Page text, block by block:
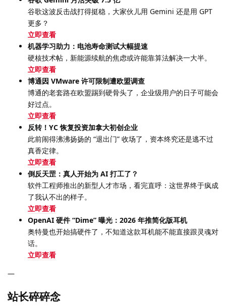
谷歌这波反击战打得挺稳，大家伙儿用 Gemini 还是用 GPT
更多？
立即查看
机器学习助力：电池寿命测试大幅提速
硬核技术帖，新能源续航的焦虑或许能靠算法解决一大半。
立即查看
博通因 VMware 许可限制遭欧盟调查
博通的老套路在欧盟踢到硬骨头了，企业级用户的日子可能会
好过点。
立即查看
反转！YC 恢复投资加拿大初创企业
此前闹得沸沸扬扬的 “退出门” 收场了，资本终究还是逃不过
真香定律。
立即查看
倒反天罡：真人开始为 AI 打工了？
软件工程师推出的新型人才市场，看完直呼：这世界终于疯成
了我认不出的样子。
立即查看
OpenAI 硬件 “Dime” 曝光：2026 年推简化版耳机
奥特曼也开始搞硬件了，不知道这款耳机能不能直接跟灵魂对
话。
立即查看
—
站长碎碎念